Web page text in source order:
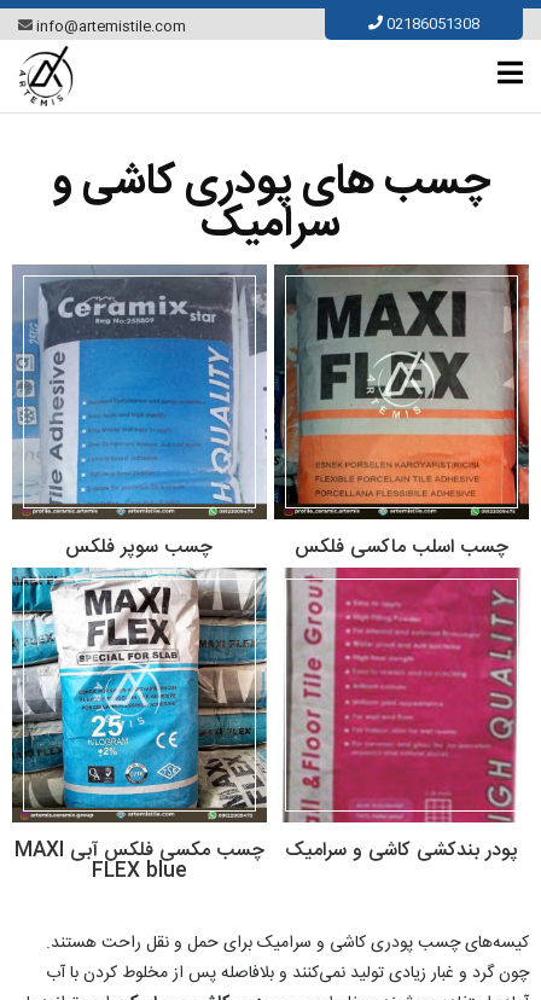
info@artemistile.com 02186051308
چسب های پودری کاشی و
سرامیک
چسب سوپر فلکس چسب اسلب ماکسی فلکس
چسب مکسی فلکس آبی MAXI
FLEX blue
پودر بندکشی کاشی و سرامیک
کیسه‌های چسب پودری کاشی و سرامیک برای حمل و نقل راحت هستند.
چون گرد و غبار زیادی تولید نمی‌کنند و بلافاصله پس از مخلوط کردن با آب